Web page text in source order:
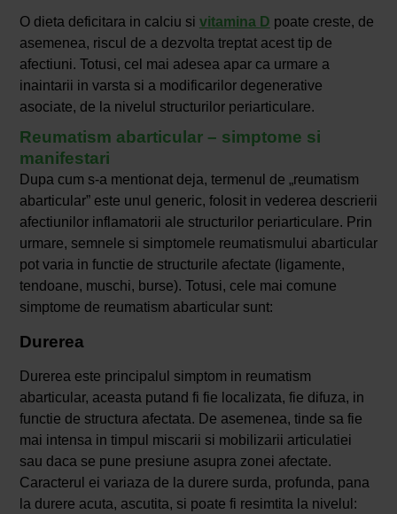
O dieta deficitara in calciu si vitamina D poate creste, de
asemenea, riscul de a dezvolta treptat acest tip de
afectiuni. Totusi, cel mai adesea apar ca urmare a
inaintarii in varsta si a modificarilor degenerative
asociate, de la nivelul structurilor periarticulare.
Reumatism abarticular – simptome si
manifestari
Dupa cum s-a mentionat deja, termenul de „reumatism
abarticular” este unul generic, folosit in vederea descrierii
afectiunilor inflamatorii ale structurilor periarticulare. Prin
urmare, semnele si simptomele reumatismului abarticular
pot varia in functie de structurile afectate (ligamente,
tendoane, muschi, burse). Totusi, cele mai comune
simptome de reumatism abarticular sunt:
Durerea
Durerea este principalul simptom in reumatism
abarticular, aceasta putand fi fie localizata, fie difuza, in
functie de structura afectata. De asemenea, tinde sa fie
mai intensa in timpul miscarii si mobilizarii articulatiei
sau daca se pune presiune asupra zonei afectate.
Caracterul ei variaza de la durere surda, profunda, pana
la durere acuta, ascutita, si poate fi resimtita la nivelul: